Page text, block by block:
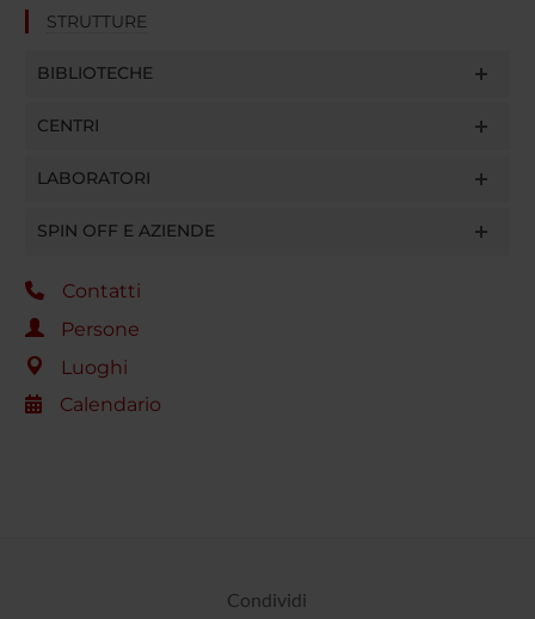
STRUTTURE
BIBLIOTECHE
CENTRI
LABORATORI
SPIN OFF E AZIENDE
Contatti
Persone
Luoghi
Calendario
Condividi